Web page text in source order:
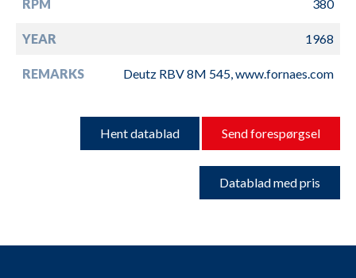
RPM 380
YEAR 1968
REMARKS Deutz RBV 8M 545, www.fornaes.com
Hent datablad Send forespørgsel
Datablad med pris